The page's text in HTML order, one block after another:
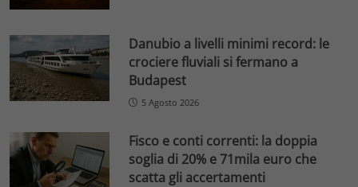
Danubio a livelli minimi record: le
crociere fluviali si fermano a
Budapest
5 Agosto 2026
Fisco e conti correnti: la doppia
soglia di 20% e 71mila euro che
scatta gli accertamenti